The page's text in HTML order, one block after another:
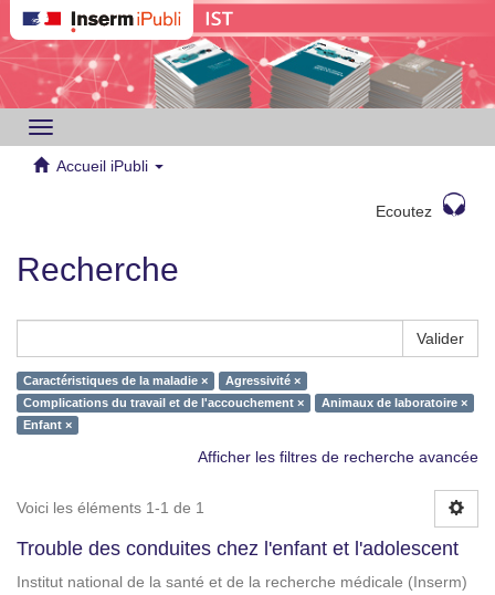
Toggle
navigation
Accueil iPubli
Ecoutez
Recherche
Valider
Caractéristiques de la maladie ×
Agressivité ×
Complications du travail et de l'accouchement ×
Animaux de laboratoire ×
Enfant ×
Afficher les filtres de recherche avancée
Voici les éléments 1-1 de 1
Trouble des conduites chez l'enfant et l'adolescent
Institut national de la santé et de la recherche médicale (Inserm)